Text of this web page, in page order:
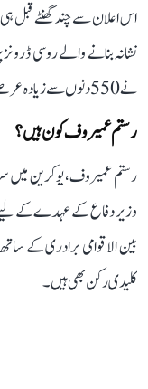
اس اعلان سے چند گھنٹے قبل
نشانہ بنانے والے روسی ڈرونز
نے 550دنوں سے زیادہ عرصے سے جاری مکمل جنگ کے دوران قیادت کی۔"
رستم عمیروف کون ہیں؟
رستم عمیروف، یوکرین میں
وزیر دفاع کے عہدے کے لیے
بین الاقوامی برادری کے
کلیدی رکن بھی ہیں۔